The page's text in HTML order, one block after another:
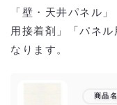
「壁・天井パネル
用接着剤」「パネ
なります。
商品